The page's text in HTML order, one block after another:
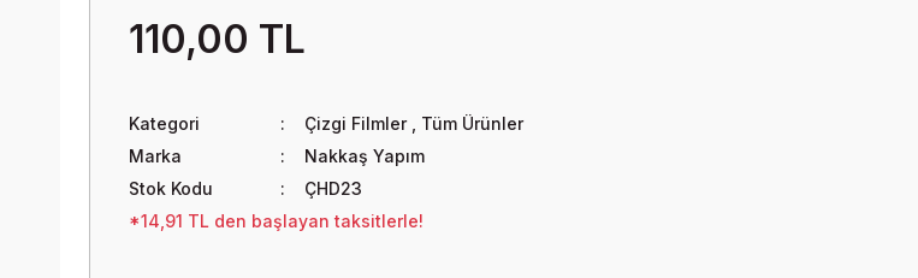
110,00 TL
Kategori Çizgi Filmler
Tüm Ürünler
Marka
Nakkaş Yapım
Stok Kodu
ÇHD23
*14,91 TL den başlayan taksitlerle!